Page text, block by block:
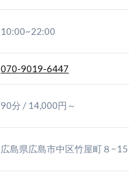
10:00~22:00
070-9019-6447
90分 / 14,000円～
広島県広島市中区竹屋町８−15